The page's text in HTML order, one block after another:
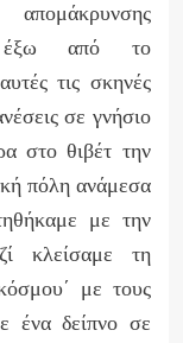
έξω από το
τις σκηνές
σε γνήσιο
στο θιβέτ την
πόλη ανάμεσα
με την
κλείσαμε τη
με τους
ένα δείπνο σε